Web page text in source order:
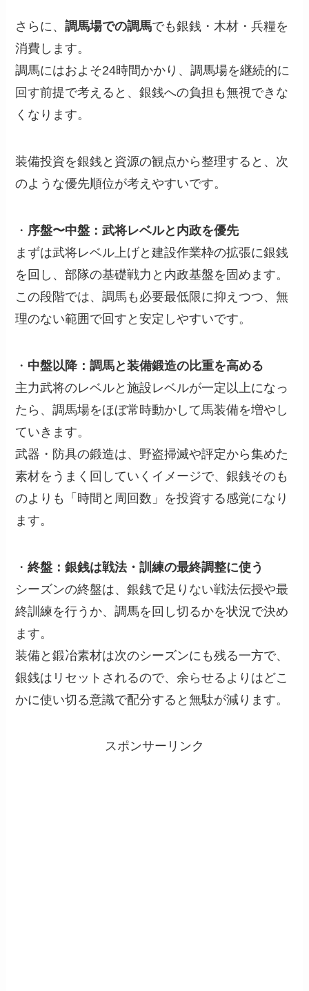
さらに、調馬場での調馬でも銀銭・木材・兵糧を
消費します。
調馬にはおよそ24時間かかり、調馬場を継続的に
回す前提で考えると、銀銭への負担も無視できな
くなります。
装備投資を銀銭と資源の観点から整理すると、次
のような優先順位が考えやすいです。
・ 序盤〜中盤：武将レベルと内政を優先
まずは武将レベル上げと建設作業枠の拡張に銀銭
を回し、部隊の基礎戦力と内政基盤を固めます。
この段階では、調馬も必要最低限に抑えつつ、無
理のない範囲で回すと安定しやすいです。
・ 中盤以降：調馬と装備鍛造の比重を高める
主力武将のレベルと施設レベルが一定以上になっ
たら、調馬場をほぼ常時動かして馬装備を増やし
ていきます。
武器・防具の鍛造は、野盗掃滅や評定から集めた
素材をうまく回していくイメージで、銀銭そのも
のよりも「時間と周回数」を投資する感覚になり
ます。
・終盤：銀銭は戦法・訓練の最終調整に使う
シーズンの終盤は、銀銭で足りない戦法伝授や最
終訓練を行うか、調馬を回し切るかを状況で決め
ます。
装備と鍛冶素材は次のシーズンにも残る一方で、
銀銭はリセットされるので、余らせるよりはどこ
かに使い切る意識で配分すると無駄が減ります。
スポンサーリンク